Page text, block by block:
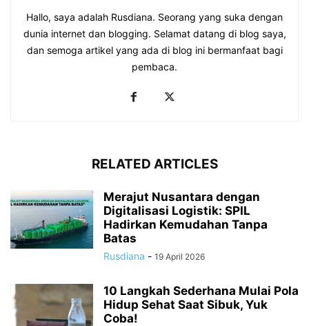
Hallo, saya adalah Rusdiana. Seorang yang suka dengan
dunia internet dan blogging. Selamat datang di blog saya,
dan semoga artikel yang ada di blog ini bermanfaat bagi
pembaca.
RELATED ARTICLES
Merajut Nusantara dengan
Digitalisasi Logistik: SPIL
Hadirkan Kemudahan Tanpa
Batas
Rusdiana - 19 April 2026
10 Langkah Sederhana Mulai Pola
Hidup Sehat Saat Sibuk, Yuk
Coba!